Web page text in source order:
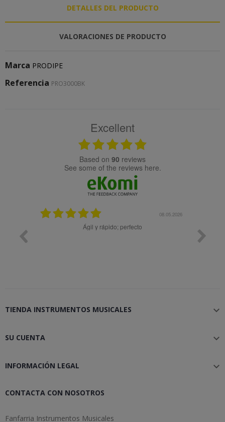
DETALLES DEL PRODUCTO
VALORACIONES DE PRODUCTO
Marca PRODIPE
Referencia PRO3000BK
Excellent
based on 90 reviews
see some of the reviews here.
08.05.2026
TIENDA INSTRUMENTOS MUSICALES 
SU CUENTA 
INFORMACIÓN LEGAL 
CONTACTA CON NOSOTROS
Fanfarria Instrumentos Musicales